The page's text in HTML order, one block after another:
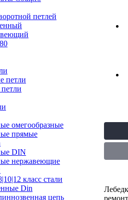
петлей
петли
омегообразные
прямые
DIN
нержавеющие
класс стали
Din
цепь